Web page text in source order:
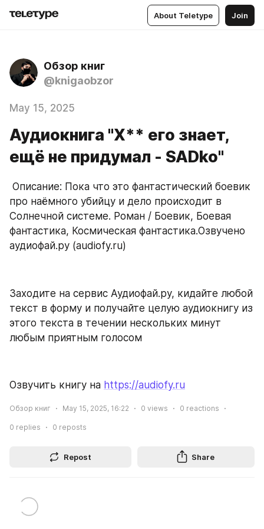
About Teletype Join
Обзор книг
@knigaobzor
May 15, 2025
Аудиокнига "Х** его знает,
ещё не придумал - SADko"
про наёмного убийцу и дело происходит в
Солнечной системе. Роман / Боевик, Боевая
фантастика, Космическая фантастика.Озвучено
аудиофай.ру (audiofy.ru)
Заходите на сервис Аудиофай.ру, кидайте любой
текст в форму и получайте целую аудиокнигу из
этого текста в течении нескольких минут
любым приятным голосом
Озвучить книгу на https://audiofy.ru
Обзор книг May 15, 2025, 16:22 0 views 0 reactions
0 replies 0 reposts
Repost Share